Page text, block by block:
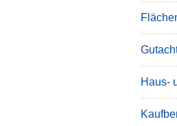
Haus-